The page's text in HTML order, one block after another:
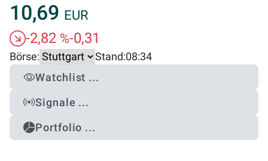
10,69 EUR
-2,82 %-0,31
Börse: Stand:08:34
Watchlist ...
Signale ...
Portfolio ...